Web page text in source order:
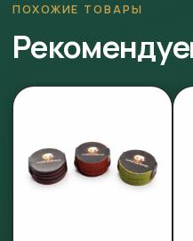
ПОХОЖИЕ ТОВАРЫ